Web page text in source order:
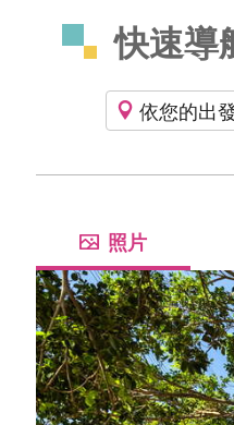
快速導
依您的出
照片